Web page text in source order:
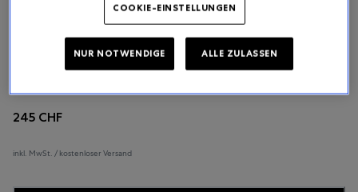
245 CHF
inkl. MwSt. / kostenloser Versand
COOKIE-EINSTELLUNGEN
NUR NOTWENDIGE ALLE ZULASSEN